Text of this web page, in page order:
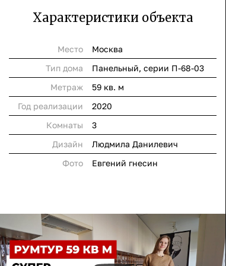
Характеристики объекта
Место
Москва
Тип дома
Панельный, серии П-68-03
Метраж
59 кв. м
Год реализации
2020
Комнаты
3
Дизайн
Людмила Данилевич
Фото
Евгений гнесин